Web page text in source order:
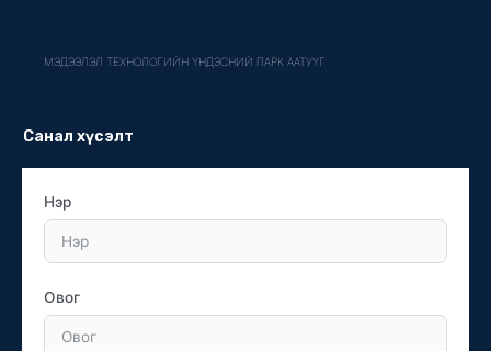
МЭДЭЭЛЭЛ ТЕХНОЛОГИЙН ҮНДЭСНИЙ ПАРК ААТУҮГ
Санал хүсэлт
Нэр
Овог